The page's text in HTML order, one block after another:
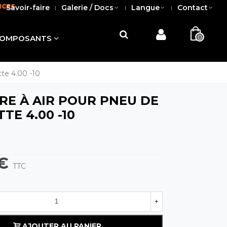
Savoir-faire Galerie / Docs Langue Contact
0
4.00 -10
À AIR POUR PNEU DE
4.00 -10
TTC
+